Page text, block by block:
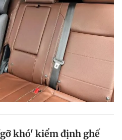
khó' kiểm định ghế